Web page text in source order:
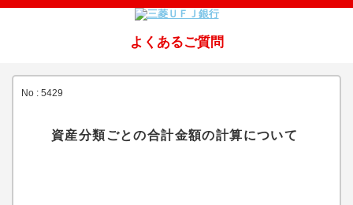
よくあるご質問
No : 5429
資産分類ごとの合計金額の計算について